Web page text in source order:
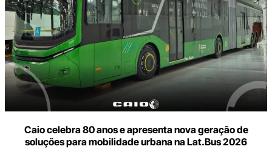
Caio celebra 80 anos e apresenta nova geração de
soluções para mobilidade urbana na Lat.Bus 2026